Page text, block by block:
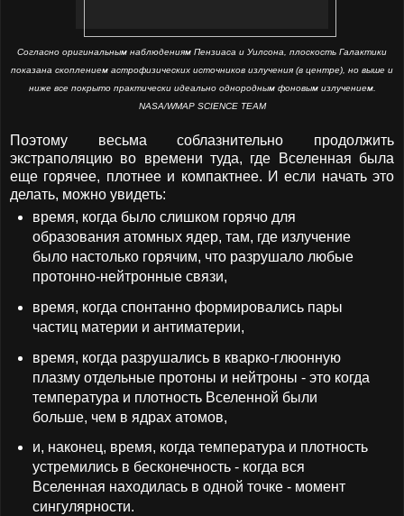
Согласно оригинальным наблюдениям Пензиаса и Уилсона, плоскость Галактики
показана скоплением астрофизических источников излучения (в центре), но выше и
ниже все покрыто практически идеально однородным фоновым излучением.
NASA/WMAP SCIENCE TEAM
Поэтому весьма соблазнительно продолжить
экстраполяцию во времени туда, где Вселенная была
еще горячее, плотнее и компактнее. И если начать это
делать, можно увидеть:
время, когда было слишком горячо для
образования атомных ядер, там, где излучение
было настолько горячим, что разрушало любые
протонно-нейтронные связи,
время, когда спонтанно формировались пары
частиц материи и антиматерии,
время, когда разрушались в кварко-глюонную
плазму отдельные протоны и нейтроны - это когда
температура и плотность Вселенной были
больше, чем в ядрах атомов,
и, наконец, время, когда температура и плотность
устремились в бесконечность - когда вся
Вселенная находилась в одной точке - момент
сингулярности.